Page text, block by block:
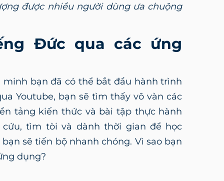
được nhiều người dùng ưa chuộng
Đức qua các ứng
bạn đã có thể bắt đầu hành trình
Youtube, bạn sẽ tìm thấy vô vàn các
tảng kiến thức và bài tập thực hành
tìm tòi và dành thời gian để học
sẽ tiến bộ nhanh chóng. Vì sao bạn
dụng?